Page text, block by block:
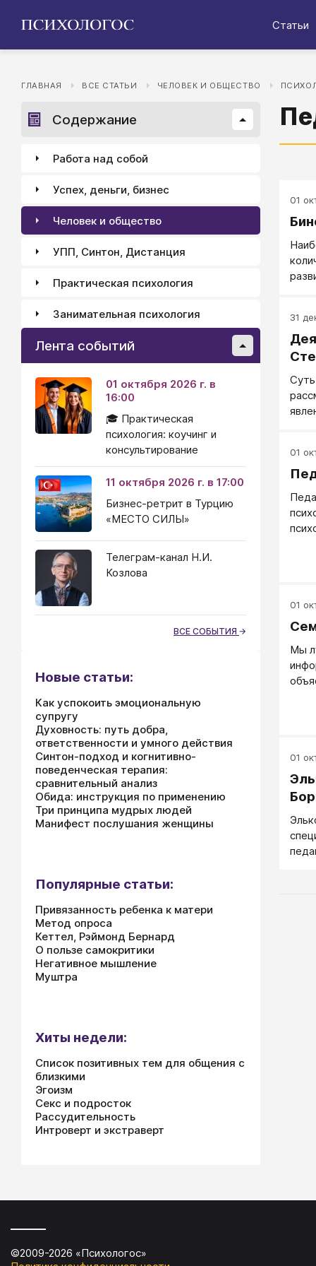
Статьи
ГЛАВНАЯ ВСЕ СТАТЬИ ЧЕЛОВЕК И ОБЩЕСТВО
01
31
01
01
Мы
не
и
01
Содержание
Работа над собой
Успех, деньги, бизнес
Человек и общество
УПП, Синтон, Дистанция
Практическая психология
Занимательная психология
Лента событий
01 октября 2026 г. в
16:00
🎓 Практическая
психология: коучинг и
консультирование
11 октября 2026 г. в 17:00
Бизнес-ретрит в Турцию
«МЕСТО СИЛЫ»
Телеграм-канал Н.И.
Козлова
ВСЕ СОБЫТИЯ
Новые статьи:
Как успокоить эмоциональную
супругу
Духовность: путь добра,
ответственности и умного действия
Синтон-подход и когнитивно-
поведенческая терапия:
сравнительный анализ
Обида: инструкция по применению
Три принципа мудрых людей
Манифест послушания женщины
Популярные статьи:
Привязанность ребенка к матери
Метод опроса
Кеттел, Рэймонд Бернард
О пользе самокритики
Негативное мышление
Муштра
Хиты недели:
Список позитивных тем для общения с
близкими
Эгоизм
Секс и подросток
Рассудительность
Интроверт и экстраверт
©2009-2026 «Психологос»